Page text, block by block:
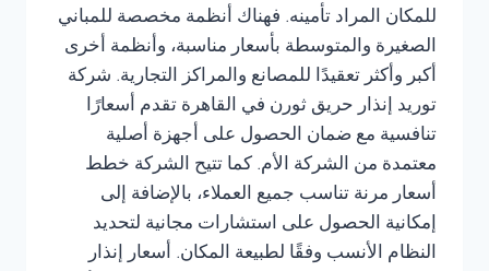
للمكان المراد تأمينه. فهناك أنظمة مخصصة للمباني
الصغيرة والمتوسطة بأسعار مناسبة، وأنظمة أخرى
أكبر وأكثر تعقيدًا للمصانع والمراكز التجارية. شركة
توريد إنذار حريق ثورن في القاهرة تقدم أسعارًا
تنافسية مع ضمان الحصول على أجهزة أصلية
معتمدة من الشركة الأم. كما تتيح الشركة خطط
أسعار مرنة تناسب جميع العملاء، بالإضافة إلى
إمكانية الحصول على استشارات مجانية لتحديد
النظام الأنسب وفقًا لطبيعة المكان. أسعار إنذار